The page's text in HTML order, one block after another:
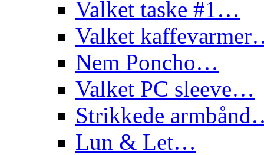
Valket taske #1…
Valket
Nem Poncho…
Valket PC sleeve…
Strikkede
Lun & Let…